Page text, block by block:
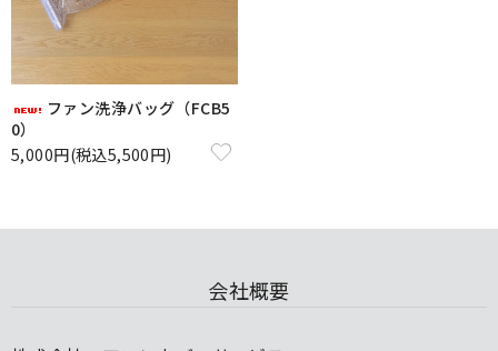
ファン洗浄バッグ（FCB5
0）
5,000円(税込5,500円)
会社概要